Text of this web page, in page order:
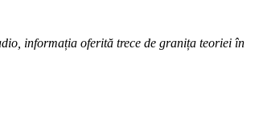
informația oferită trece de granița teoriei în